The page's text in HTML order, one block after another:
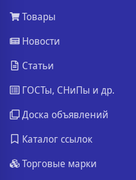
Товары
Новости
Статьи
ГОСТы, СНиПы и др.
Доска объявлений
Каталог ссылок
Торговые марки